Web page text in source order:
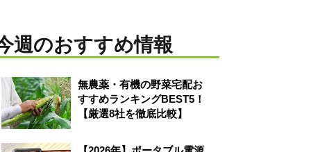
週のおすすめ情報
無農薬・有機の野菜宅配お
すすめランキングBEST5！
【厳選8社を徹底比較】